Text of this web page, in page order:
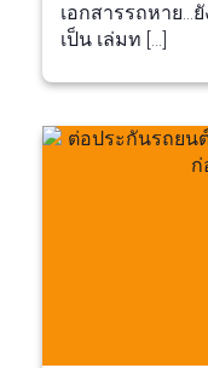
เอกสารรถหาย
เป็น เล่มท […]